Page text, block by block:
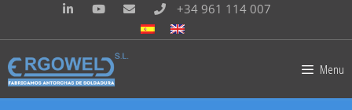
+34 961 114 007
Menu